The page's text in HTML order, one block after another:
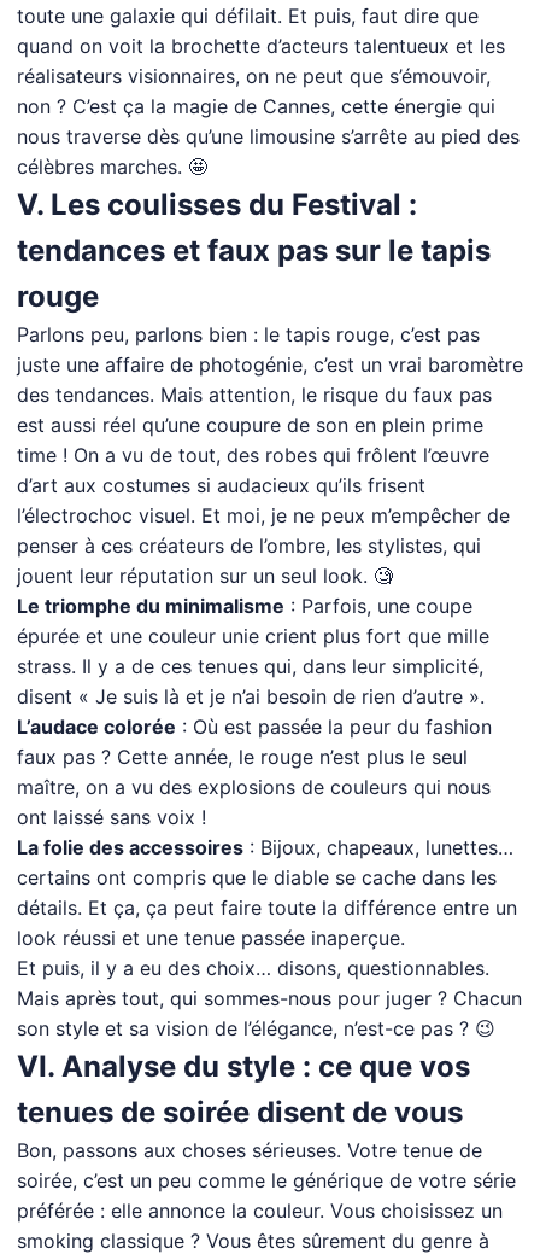
toute une galaxie qui défilait. Et puis, faut dire que
quand on voit la brochette d’acteurs talentueux et les
réalisateurs visionnaires, on ne peut que s’émouvoir,
non ? C’est ça la magie de Cannes, cette énergie qui
nous traverse dès qu’une limousine s’arrête au pied des
célèbres marches. 🤩
V. Les coulisses du Festival :
tendances et faux pas sur le tapis
rouge
Parlons peu, parlons bien : le tapis rouge, c’est pas
juste une affaire de photogénie, c’est un vrai baromètre
des tendances. Mais attention, le risque du faux pas
est aussi réel qu’une coupure de son en plein prime
time ! On a vu de tout, des robes qui frôlent l’œuvre
d’art aux costumes si audacieux qu’ils frisent
l’électrochoc visuel. Et moi, je ne peux m’empêcher de
penser à ces créateurs de l’ombre, les stylistes, qui
jouent leur réputation sur un seul look. 🧐
Le triomphe du minimalisme : Parfois, une coupe
épurée et une couleur unie crient plus fort que mille
strass. Il y a de ces tenues qui, dans leur simplicité,
disent « Je suis là et je n’ai besoin de rien d’autre ».
L’audace colorée : Où est passée la peur du fashion
faux pas ? Cette année, le rouge n’est plus le seul
maître, on a vu des explosions de couleurs qui nous
ont laissé sans voix !
La folie des accessoires : Bijoux, chapeaux, lunettes…
certains ont compris que le diable se cache dans les
détails. Et ça, ça peut faire toute la différence entre un
look réussi et une tenue passée inaperçue.
Et puis, il y a eu des choix… disons, questionnables.
Mais après tout, qui sommes-nous pour juger ? Chacun
son style et sa vision de l’élégance, n’est-ce pas ? 😉
VI. Analyse du style : ce que vos
tenues de soirée disent de vous
Bon, passons aux choses sérieuses. Votre tenue de
soirée, c’est un peu comme le générique de votre série
préférée : elle annonce la couleur. Vous choisissez un
smoking classique ? Vous êtes sûrement du genre à